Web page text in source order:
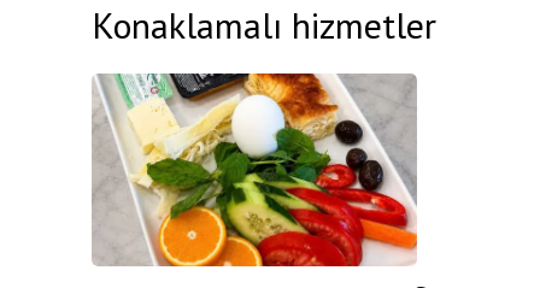
Konaklamalı hizmetler